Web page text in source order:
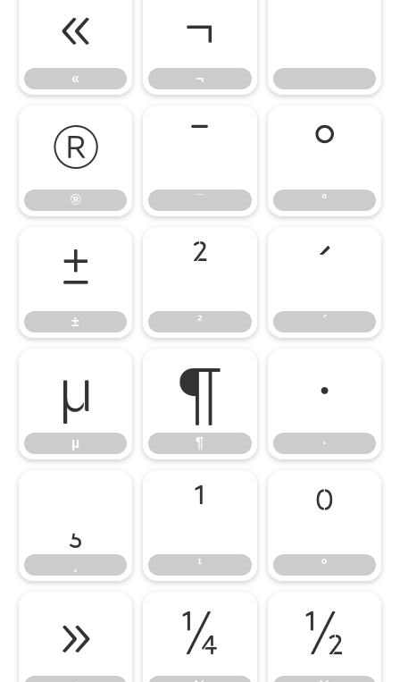
«
«
¬
¬
®
®
¯
¯
°
°
±
±
²
²
´
´
µ
µ
¶
¶
·
·
¸ ¹
¹
º
º
» ¼ ½